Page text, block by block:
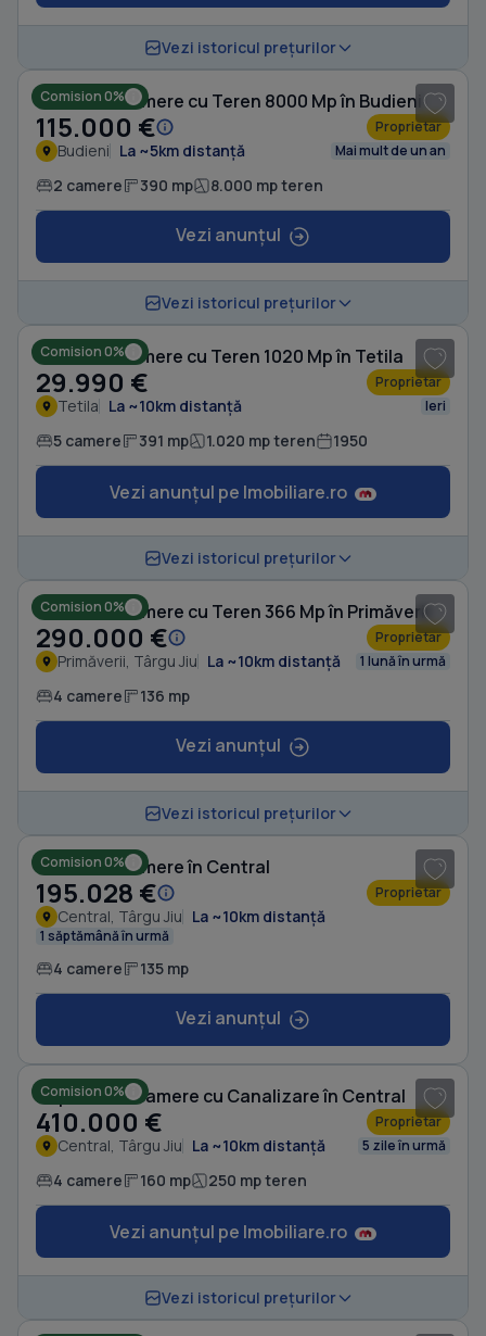
Vezi istoricul prețurilor
Comision 0%
Casă cu 2 camere cu Teren 8000 Mp în Budieni
115.000 € Proprietar
Budieni La ~5km distanță Mai mult de un an
2 camere 390 mp 8.000 mp teren
Vezi anunțul
Vezi istoricul prețurilor
Comision 0%
Casă cu 5 camere cu Teren 1020 Mp în Tetila
29.990 € Proprietar
Tetila La ~10km distanță Ieri
5 camere 391 mp 1.020 mp teren 1950
Vezi anunțul pe Imobiliare.ro
Vezi istoricul prețurilor
Comision 0%
Casă cu 4 camere cu Teren 366 Mp în Primăverii
290.000 € Proprietar
Primăverii, Târgu Jiu La ~10km distanță 1 lună în urmă
4 camere 136 mp
Vezi anunțul
Vezi istoricul prețurilor
Comision 0%
Casă cu 4 camere în Central
195.028 € Proprietar
Central, Târgu Jiu La ~10km distanță
1 săptămână în urmă
4 camere 135 mp
Vezi anunțul
Comision 0%
Duplex cu 4 camere cu Canalizare în Central
410.000 € Proprietar
Central, Târgu Jiu La ~10km distanță 5 zile în urmă
4 camere 160 mp 250 mp teren
Vezi anunțul pe Imobiliare.ro
Vezi istoricul prețurilor